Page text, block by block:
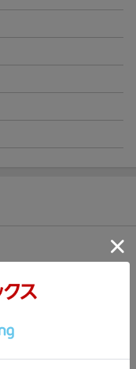
っていた！
、突然のプロポー
優しい彼に惹かれて